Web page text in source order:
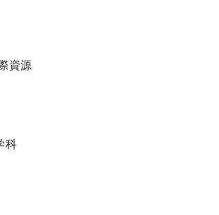
資源
科